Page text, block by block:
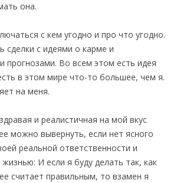
она.
с кем угодно и про что угодно.
сделки с идеями о карме и
прогнозами. Во всем этом есть идея
в этом мире что-то большее, чем я.
на меня.
и реалистичная на мой вкус
можно вывернуть, если нет ясного
реальной ответственности и
И если я буду делать так, как
считает правильным, то взамен я